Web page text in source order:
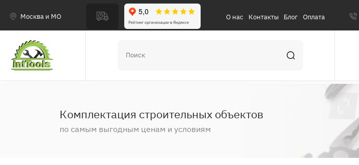
Москва и МО О нас Контакты Блог Оплата
Комплектация строительных объектов
по самым выгодным ценам и условиям